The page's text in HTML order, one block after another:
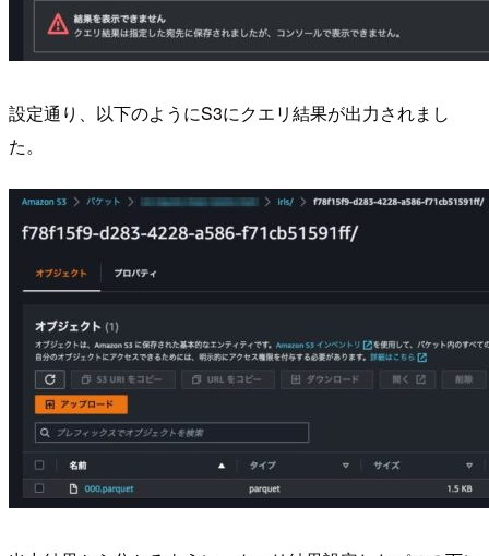
設定通り、以下のようにS3にクエリ結果が出力されまし
た。